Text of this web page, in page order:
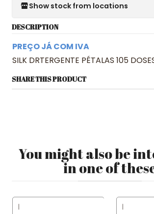
Show stock from locations
DESCRIPTION
PREÇO JÁ COM IVA
SILK DRTERGENTE PÉTALAS 105
SHARE THIS PRODUCT
You might also be
in one of
| |